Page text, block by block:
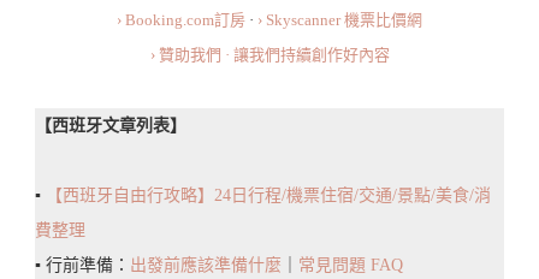
加
斯
Bodegas：
鎮
› Booking.com訂房 · › Skyscanner 機票比價網
› 贊助我們 · 讓我們持續創作好內容
【西班牙文章列表】
▪️
【西班牙自由行攻略】24日行程/機票住宿/交通/景點/美食/消
費整理
▪️ 行前準備： 出發前應該準備什麼
常見問題 FAQ